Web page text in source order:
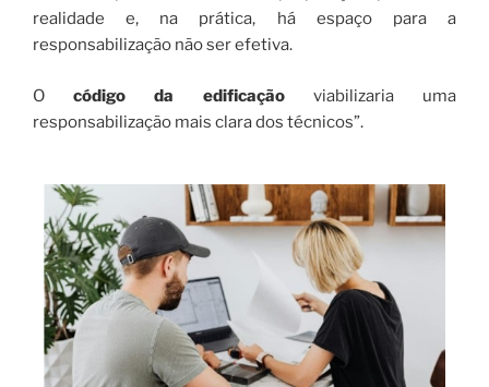
realidade e, na prática, há espaço para a
responsabilização não ser efetiva.
Ocódigo da edificaçãoviabilizaria uma
responsabilização mais clara dos técnicos”.